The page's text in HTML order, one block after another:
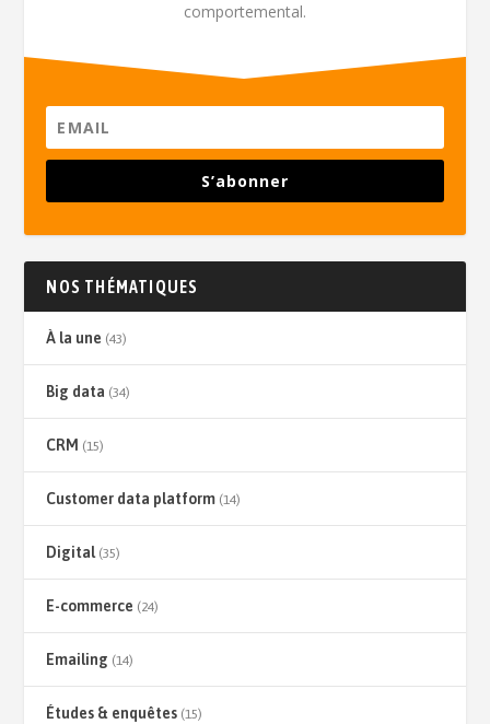
comportemental.
S’abonner
NOS THÉMATIQUES
À la une (43)
Big data (34)
CRM (15)
Customer data platform (14)
Digital(35)
E-commerce (24)
Emailing (14)
Études & enquêtes (15)